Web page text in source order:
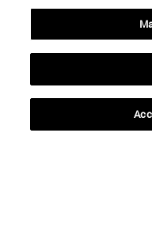
Biblioteca(abre en